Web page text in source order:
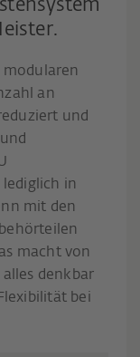
modularen
an
und
in
mit den
macht von
denkbar
bei